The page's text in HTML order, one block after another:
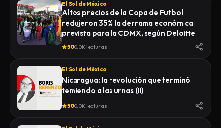
El Sol de México
Altos precios de la Copa de Futbol
redujeron 35% la derrama económica
prevista para la CDMX, según Deloitte
500.0K lecturas
El Sol de México
Nicaragua: la revolución que terminó
temiendo a las urnas (II)
500.0K lecturas